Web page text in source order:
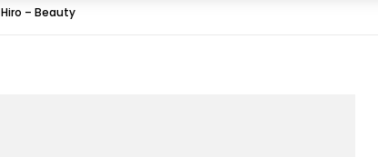
Hiro – Beauty